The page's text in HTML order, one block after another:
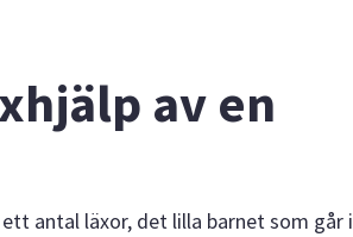
av en
antal läxor, det lilla barnet som går i